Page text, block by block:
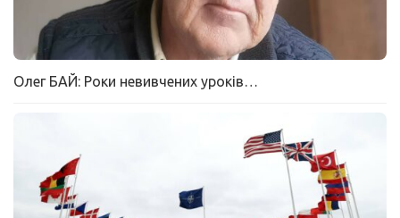
Олег БАЙ: Роки невивчених уроків…